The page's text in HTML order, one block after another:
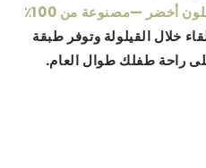
القطن العضوي المزينة بقلوب بلون أخضر —مصنوعة من 100٪
خلال القيلولة وتوفر طبقة
راحة طفلك طوال العام.